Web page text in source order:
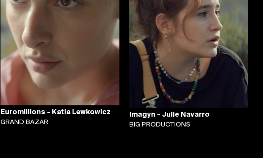
Euromillions - Katia Lewkowicz
GRAND BAZAR
Imagyn - Julie Navarro
BIG PRODUCTIONS